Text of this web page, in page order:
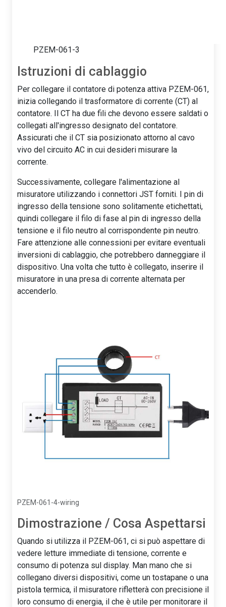
PZEM-061-3
Istruzioni di cablaggio
Per collegare il contatore di potenza attiva PZEM-061,
inizia collegando il trasformatore di corrente (CT) al
contatore. Il CT ha due fili che devono essere saldati o
collegati all'ingresso designato del contatore.
Assicurati che il CT sia posizionato attorno al cavo
vivo del circuito AC in cui desideri misurare la
corrente.
Successivamente, collegare l'alimentazione al
misuratore utilizzando i connettori JST forniti. I pin di
ingresso della tensione sono solitamente etichettati,
quindi collegare il filo di fase al pin di ingresso della
tensione e il filo neutro al corrispondente pin neutro.
Fare attenzione alle connessioni per evitare eventuali
inversioni di cablaggio, che potrebbero danneggiare il
dispositivo. Una volta che tutto è collegato, inserire il
misuratore in una presa di corrente alternata per
accenderlo.
PZEM-061-4-wiring
Dimostrazione / Cosa Aspettarsi
Quando si utilizza il PZEM-061, ci si può aspettare di
vedere letture immediate di tensione, corrente e
consumo di potenza sul display. Man mano che si
collegano diversi dispositivi, come un tostapane o una
pistola termica, il misuratore rifletterà con precisione il
loro consumo di energia, il che è utile per monitorare il